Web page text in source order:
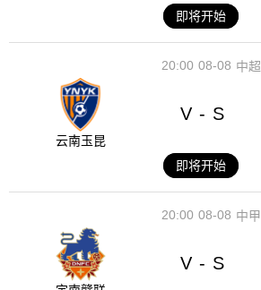
即将开始
08-08
20:00 中超
云南玉昆
V - S
即将开始
08-08
20:00 中甲
V - S